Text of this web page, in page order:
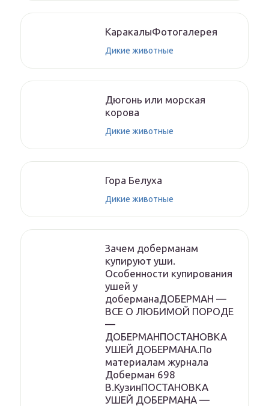
КаракалыФотогалерея
Дикие животные
Дюгонь или морская
корова
Дикие животные
Гора Белуха
Дикие животные
Зачем доберманам
купируют уши.
Особенности купирования
ушей у
доберманаДОБЕРМАН —
ВСЕ О ЛЮБИМОЙ ПОРОДЕ
—
ДОБЕРМАНПОСТАНОВКА
УШЕЙ ДОБЕРМАНА.По
материалам журнала
Доберман 698
В.КузинПОСТАНОВКА
УШЕЙ ДОБЕРМАНА —